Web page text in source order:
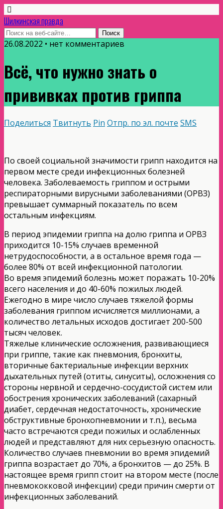
Шилкинская правда
26.08.2022 • нет комментариев
Всё, что нужно знать о
прививках против гриппа
Поделиться Твитнуть Pin Отпр. по эл. почте SMS
По своей социальной значимости грипп находится на
первом месте среди инфекционных болезней
человека. Заболеваемость гриппом и острыми
респираторными вирусными заболеваниями (ОРВЗ)
превышает суммарный показатель по всем
остальным инфекциям.
В период эпидемии гриппа на долю гриппа и ОРВЗ
приходится 10-15% случаев временной
нетрудоспособности, а в остальное время года —
более 80% от всей инфекционной патологии.
Во время эпидемий болезнь может поражать 10-20%
всего населения и до 40-60% пожилых людей.
Ежегодно в мире число случаев тяжелой формы
заболевания гриппом исчисляется миллионами, а
количество летальных исходов достигает 200-500
тысяч человек.
Тяжелые клинические осложнения, развивающиеся
при гриппе, такие как пневмония, бронхиты,
вторичные бактериальные инфекции верхних
дыхательных путей (отиты, синуситы), осложнения со
стороны нервной и сердечно-сосудистой систем или
обострения хронических заболеваний (сахарный
диабет, сердечная недостаточность, хронические
обструктивные бронхопневмонии и т.п.), весьма
часто встречаются среди пожилых и ослабленных
людей и представляют для них серьезную опасность.
Количество случаев пневмонии во время эпидемий
гриппа возрастает до 70%, а бронхитов — до 25%. В
настоящее время грипп стоит на втором месте (после
пневмококковой инфекции) среди причин смерти от
инфекционных заболеваний.